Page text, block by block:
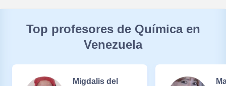
Top profesores de Química en
Venezuela
Migdalis del